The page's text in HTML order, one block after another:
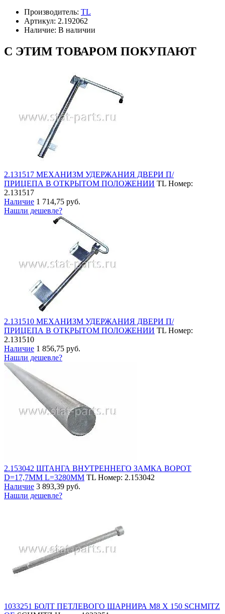
Производитель: TL
Артикул: 2.192062
Наличие: В наличии
С ЭТИМ ТОВАРОМ ПОКУПАЮТ
2.131517 МЕХАНИЗМ УДЕРЖАНИЯ ДВЕРИ П/
ПРИЦЕПА В ОТКРЫТОМ ПОЛОЖЕНИИ TL Номер:
2.131517
Наличие 1 714,75 руб.
Нашли дешевле?
2.131510 МЕХАНИЗМ УДЕРЖАНИЯ ДВЕРИ П/
ПРИЦЕПА В ОТКРЫТОМ ПОЛОЖЕНИИ TL Номер:
2.131510
Наличие 1 856,75 руб.
Нашли дешевле?
2.153042 ШТАНГА ВНУТРЕННЕГО ЗАМКА ВОРОТ
D=17,7MM L=3280MM TL Номер: 2.153042
Наличие 3 893,39 руб.
Нашли дешевле?
1033251 БОЛТ ПЕТЛЕВОГО ШАРНИРА М8 Х 150 SCHMITZ